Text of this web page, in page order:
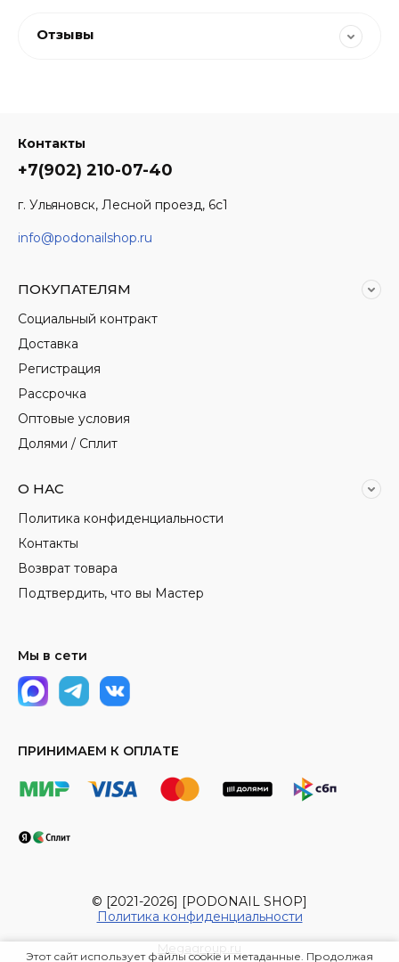
Отзывы
Контакты
+7(902) 210-07-40
г. Ульяновск, Лесной проезд, 6с1
info@podonailshop.ru
ПОКУПАТЕЛЯМ
Социальный контракт
Доставка
Регистрация
Рассрочка
Оптовые условия
Долями / Сплит
О НАС
Политика конфиденциальности
Контакты
Возврат товара
Подтвердить, что вы Мастер
Мы в сети
ПРИНИМАЕМ К ОПЛАТЕ
© [2021-2026] [PODONAIL SHOP]
Политика конфиденциальности
Megagroup.ru
Этот сайт использует файлы cookie и метаданные. Продолжая